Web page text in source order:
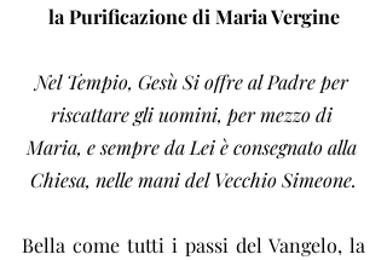
la Purificazione di Maria Vergine
Nel Tempio, Gesù Si offre al Padre per
riscattare gli uomini, per mezzo di
Maria, e sempre da Lei è consegnato alla
Chiesa, nelle mani del Vecchio Simeone.
Bella come tutti i passi del Vangelo, la